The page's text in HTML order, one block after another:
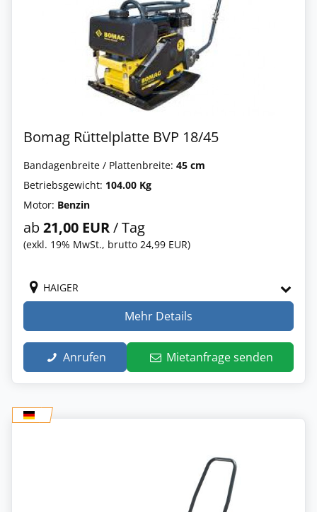
Bomag Rüttelplatte BVP 18/45
Bandagenbreite / Plattenbreite: 45 cm
Betriebsgewicht: 104.00 Kg
Motor: Benzin
ab21,00 EUR/ Tag
(exkl. 19% MwSt., brutto 24,99 EUR)
HAIGER
Mehr Details
Anrufen Mietanfrage senden